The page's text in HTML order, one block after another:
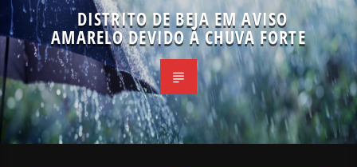
DISTRITO DE BEJA EM AVISO
AMARELO DEVIDO À CHUVA FORTE